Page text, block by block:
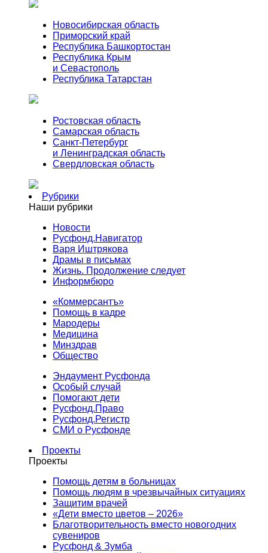
Новосибирская область
Приморский край
Республика Башкортостан
Республика Крым
и Севастополь
Республика Татарстан
Ростовская область
Самарская область
Санкт-Петербург
и Ленинградская область
Свердловская область
Рубрики
Наши рубрики
Новости
Русфонд.Навигатор
Варя Иштрякова
Драмы в письмах
Жизнь. Продолжение следует
Информбюро
«Коммерсантъ»
Помощь в кадре
Мародеры
Медицина
Минздрав
Общество
Эндаумент Русфонда
Особый случай
Помогают дети
Русфонд.Право
Русфонд.Регистр
СМИ о Русфонде
Проекты
Проекты
Помощь детям в больницах
Помощь людям в чрезвычайных ситуациях
Защитим врачей
«Дети вместо цветов – 2026»
Благотворительность вместо новогодних
сувениров
Русфонд & Зумба